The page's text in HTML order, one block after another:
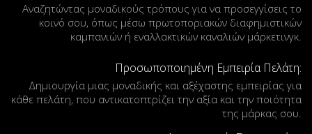
Αναζητώντας μοναδικούς τρόπους για να προσεγγίσεις το
κοινό σου, όπως μέσω πρωτοποριακών διαφημιστικών
καμπανιών ή εναλλακτικών καναλιών μάρκετινγκ.
Προσωποποιημένη Εμπειρία Πελάτη:
Δημιουργία μιας μοναδικής και αξέχαστης εμπειρίας για
κάθε πελάτη, που αντικατοπτρίζει την αξία και την ποιότητα
της μάρκας σου.